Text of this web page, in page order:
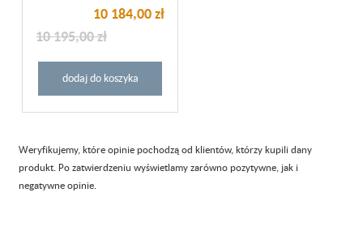
10 184,00 zł
10 195,00 zł
dodaj do koszyka
Weryfikujemy, które opinie pochodzą od klientów, którzy kupili dany
produkt. Po zatwierdzeniu wyświetlamy zarówno pozytywne, jak i
negatywne opinie.